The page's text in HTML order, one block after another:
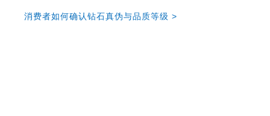
消费者如何确认钻石真伪与品质等级 >